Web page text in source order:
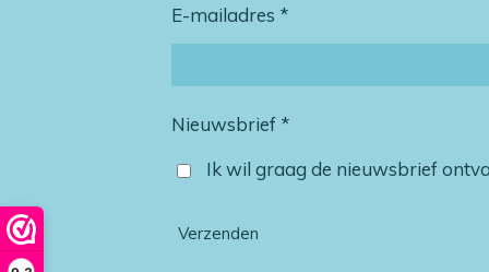
E-mailadres *
Nieuwsbrief *
Ik wil graag de nieuwsbrief
Verzenden